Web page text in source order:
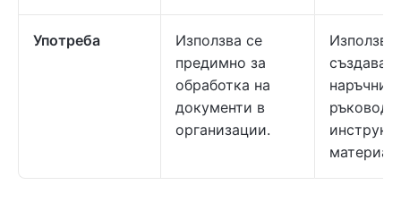
Употреба
Използва се
предимно за
обработка на
документи в
организации.
Използва